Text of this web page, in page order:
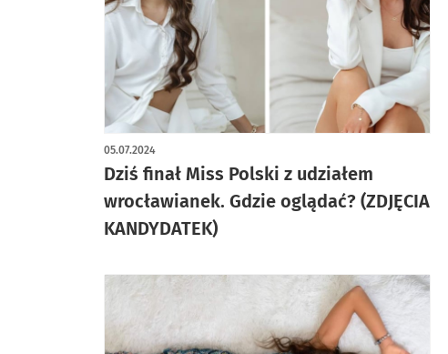
Dziś finał Miss Polski z udziałem
wrocławianek. Gdzie oglądać? (ZDJĘCIA
KANDYDATEK)
05.07.2024
artykuł z galerią zdjęć